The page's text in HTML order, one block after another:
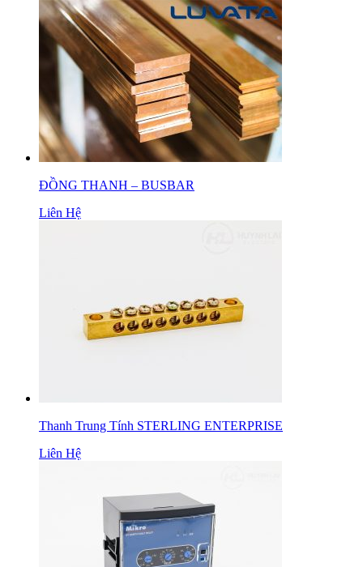
ĐỒNG THANH – BUSBAR
Liên Hệ
Thanh Trung Tính STERLING ENTERPRISE
Liên Hệ